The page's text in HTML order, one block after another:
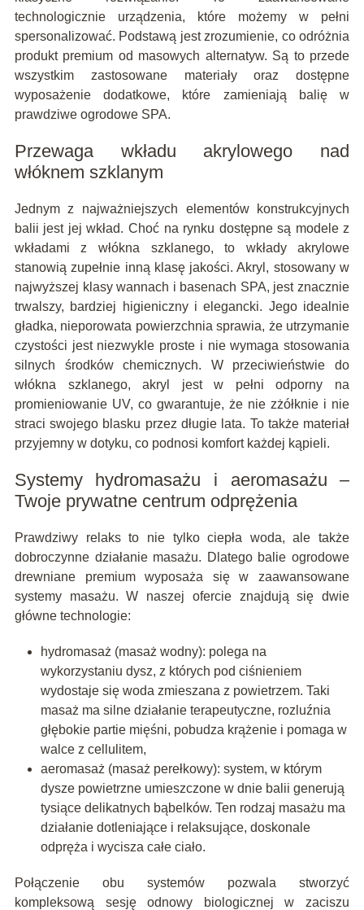
technologicznie urządzenia, które możemy w pełni
spersonalizować. Podstawą jest zrozumienie, co odróżnia
produkt premium od masowych alternatyw. Są to przede
wszystkim zastosowane materiały oraz dostępne
wyposażenie dodatkowe, które zamieniają balię w
prawdziwe ogrodowe SPA.
Przewaga wkładu akrylowego nad
włóknem szklanym
Jednym z najważniejszych elementów konstrukcyjnych
balii jest jej wkład. Choć na rynku dostępne są modele z
wkładami z włókna szklanego, to wkłady akrylowe
stanowią zupełnie inną klasę jakości. Akryl, stosowany w
najwyższej klasy wannach i basenach SPA, jest znacznie
trwalszy, bardziej higieniczny i elegancki. Jego idealnie
gładka, nieporowata powierzchnia sprawia, że utrzymanie
czystości jest niezwykle proste i nie wymaga stosowania
silnych środków chemicznych. W przeciwieństwie do
włókna szklanego, akryl jest w pełni odporny na
promieniowanie UV, co gwarantuje, że nie zżółknie i nie
straci swojego blasku przez długie lata. To także materiał
przyjemny w dotyku, co podnosi komfort każdej kąpieli.
Systemy hydromasażu i aeromasażu –
Twoje prywatne centrum odprężenia
Prawdziwy relaks to nie tylko ciepła woda, ale także
dobroczynne działanie masażu. Dlatego balie ogrodowe
drewniane premium wyposaża się w zaawansowane
systemy masażu. W naszej ofercie znajdują się dwie
główne technologie:
hydromasaż (masaż wodny): polega na
wykorzystaniu dysz, z których pod ciśnieniem
wydostaje się woda zmieszana z powietrzem. Taki
masaż ma silne działanie terapeutyczne, rozluźnia
głębokie partie mięśni, pobudza krążenie i pomaga w
walce z cellulitem,
aeromasaż (masaż perełkowy): system, w którym
dysze powietrzne umieszczone w dnie balii generują
tysiące delikatnych bąbelków. Ten rodzaj masażu ma
działanie dotleniające i relaksujące, doskonale
odpręża i wycisza całe ciało.
Połączenie obu systemów pozwala stworzyć
kompleksową sesję odnowy biologicznej w zaciszu